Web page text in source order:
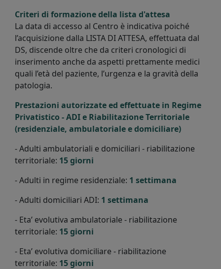
Criteri di formazione della lista d'attesa
La data di accesso al Centro è indicativa poiché
l’acquisizione dalla LISTA DI ATTESA, effettuata dal
DS, discende oltre che da criteri cronologici di
inserimento anche da aspetti prettamente medici
quali l’età del paziente, l’urgenza e la gravità della
patologia.
Prestazioni autorizzate ed effettuate in Regime
Privatistico - ADI e Riabilitazione Territoriale
(residenziale, ambulatoriale e domiciliare)
- Adulti ambulatoriali e domiciliari - riabilitazione
territoriale: 15 giorni
- Adulti in regime residenziale: 1 settimana
- Adulti domiciliari ADI: 1 settimana
- Eta’ evolutiva ambulatoriale - riabilitazione
territoriale: 15 giorni
- Eta’ evolutiva domiciliare - riabilitazione
territoriale: 15 giorni